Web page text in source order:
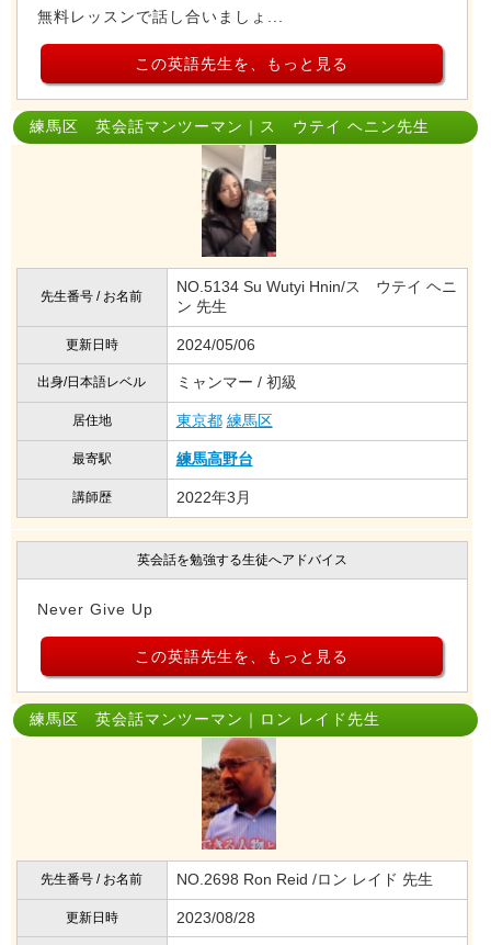
無料レッスンで話し合いましょ...
この英語先生を、もっと見る
練馬区 英会話マンツーマン｜ス ウテイ ヘニン先生
先生番号 / お名前
NO.5134 Su Wutyi Hnin/ス ウテイ ヘニ
ン 先生
更新日時 2024/05/06
出身/日本語レベル ミャンマー / 初級
居住地 東京都 練馬区
最寄駅 練馬高野台
講師歴 2022年3月
英会話を勉強する生徒へアドバイス
Never Give Up
この英語先生を、もっと見る
練馬区 英会話マンツーマン｜ロン レイド先生
先生番号 / お名前 NO.2698 Ron Reid /ロン レイド 先生
更新日時 2023/08/28